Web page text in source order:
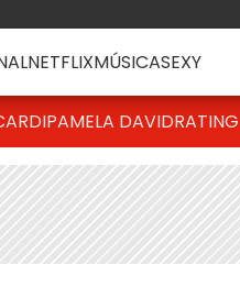
NETFLIXMÚSICASEXY
PAMELA DAVIDRATING